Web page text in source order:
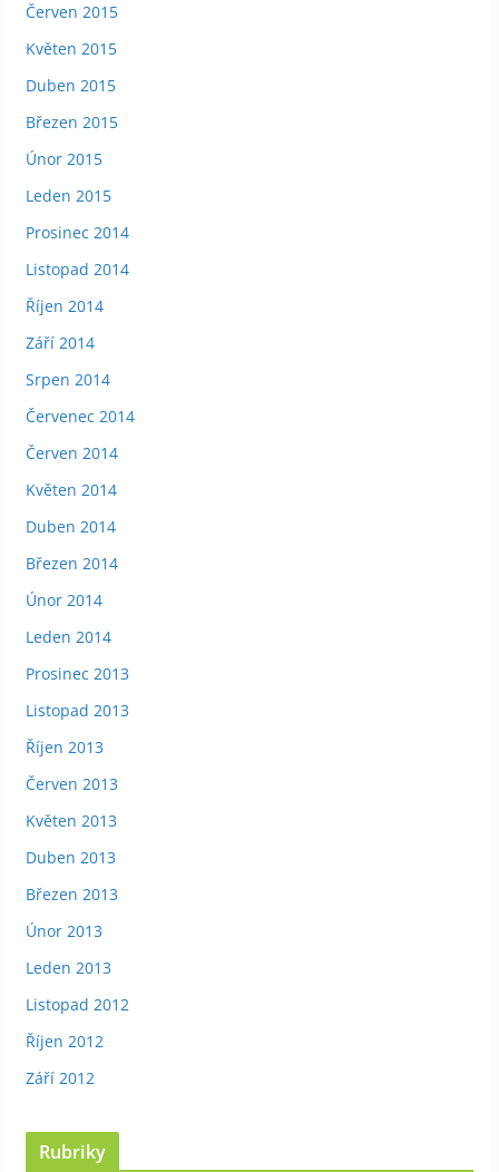
Červen 2015
Květen 2015
Duben 2015
Březen 2015
Únor 2015
Leden 2015
Prosinec 2014
Listopad 2014
Říjen 2014
Září 2014
Srpen 2014
Červenec 2014
Červen 2014
Květen 2014
Duben 2014
Březen 2014
Únor 2014
Leden 2014
Prosinec 2013
Listopad 2013
Říjen 2013
Červen 2013
Květen 2013
Duben 2013
Březen 2013
Únor 2013
Leden 2013
Listopad 2012
Říjen 2012
Září 2012
Rubriky